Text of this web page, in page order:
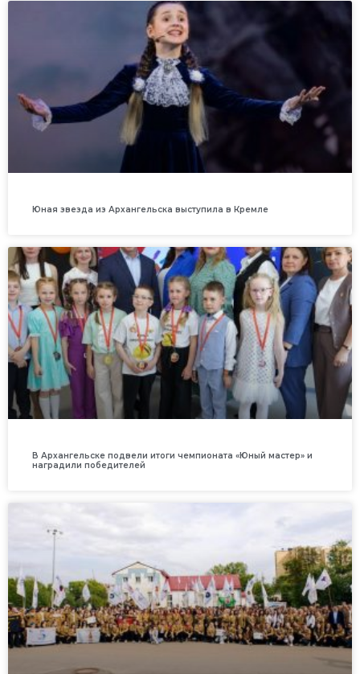
Юная звезда из Архангельска выступила в Кремле
В Архангельске подвели итоги чемпионата «Юный мастер» и
наградили победителей